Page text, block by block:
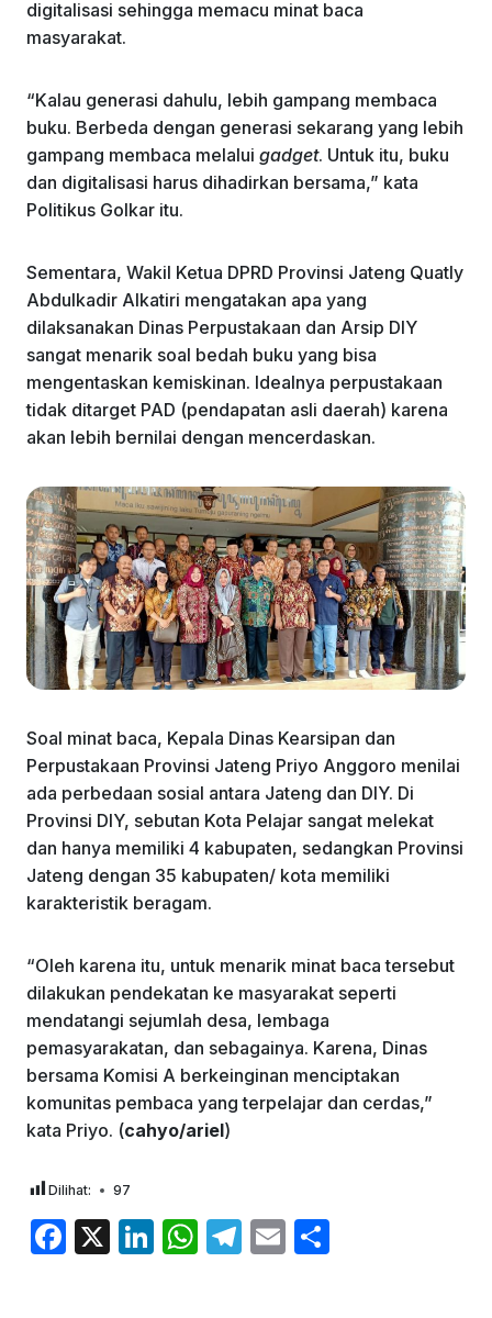
digitalisasi sehingga memacu minat baca
masyarakat.
“Kalau generasi dahulu, lebih gampang membaca
buku. Berbeda dengan generasi sekarang yang lebih
gampang membaca melalui gadget. Untuk itu, buku
dan digitalisasi harus dihadirkan bersama,” kata
Politikus Golkar itu.
Sementara, Wakil Ketua DPRD Provinsi Jateng Quatly
Abdulkadir Alkatiri mengatakan apa yang
dilaksanakan Dinas Perpustakaan dan Arsip DIY
sangat menarik soal bedah buku yang bisa
mengentaskan kemiskinan. Idealnya perpustakaan
tidak ditarget PAD (pendapatan asli daerah) karena
akan lebih bernilai dengan mencerdaskan.
Soal minat baca, Kepala Dinas Kearsipan dan
Perpustakaan Provinsi Jateng Priyo Anggoro menilai
ada perbedaan sosial antara Jateng dan DIY. Di
Provinsi DIY, sebutan Kota Pelajar sangat melekat
dan hanya memiliki 4 kabupaten, sedangkan Provinsi
Jateng dengan 35 kabupaten/ kota memiliki
karakteristik beragam.
“Oleh karena itu, untuk menarik minat baca tersebut
dilakukan pendekatan ke masyarakat seperti
mendatangi sejumlah desa, lembaga
pemasyarakatan, dan sebagainya. Karena, Dinas
bersama Komisi A berkeinginan menciptakan
komunitas pembaca yang terpelajar dan cerdas,”
kata Priyo. (cahyo/ariel)
Dilihat: 97
F
X
Li W T
E